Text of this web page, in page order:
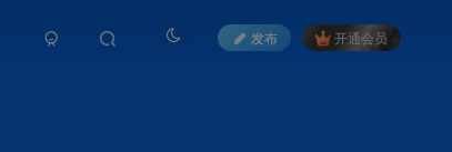
发布 开通会员